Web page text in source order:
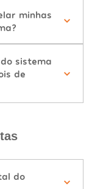
minhas
sistema
de
do